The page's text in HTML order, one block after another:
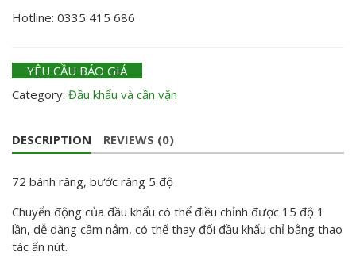
Hotline: 0335 415 686
YÊU CẦU BÁO GIÁ
Category: Đầu khẩu và cần vặn
DESCRIPTION REVIEWS (0)
72 bánh răng, bước răng 5 độ
Chuyển động của đầu khẩu có thể điều chỉnh được 15 độ 1
lần, dễ dàng cầm nắm, có thể thay đổi đầu khẩu chỉ bằng thao
tác ấn nút.